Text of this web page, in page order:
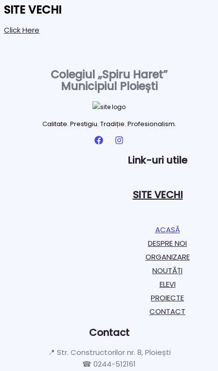
SITE VECHI
Click Here
Colegiul „Spiru Haret”
Municipiul Ploiești
Calitate. Prestigiu. Tradiție. Profesionalism.
Link-uri utile
SITE VECHI
ACASĂ
DESPRE NOI
ORGANIZARE​
NOUTĂȚI
ELEVI
PROIECTE​
CONTACT
Contact
📍 Str. Constructorilor nr. 8, Ploiești
☎ 0244-512161